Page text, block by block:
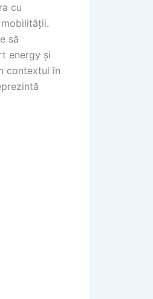
cu
să
energy și
contextul în